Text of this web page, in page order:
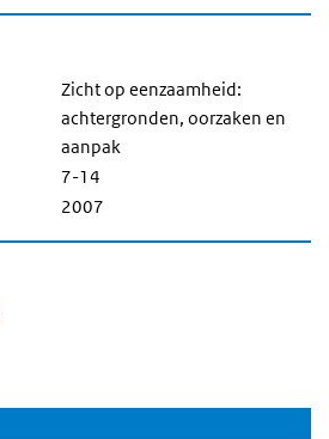
Zicht op eenzaamheid:
achtergronden, oorzaken en
aanpak
7-14
2007